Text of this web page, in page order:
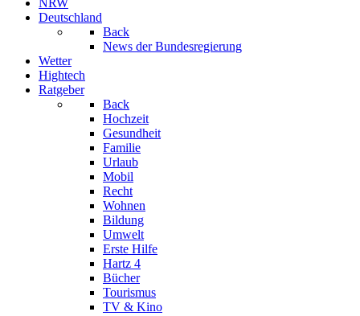
NRW
Deutschland
Back
News der Bundesregierung
Wetter
Hightech
Ratgeber
Back
Hochzeit
Gesundheit
Familie
Urlaub
Mobil
Recht
Wohnen
Bildung
Umwelt
Erste Hilfe
Hartz 4
Bücher
Tourismus
TV & Kino